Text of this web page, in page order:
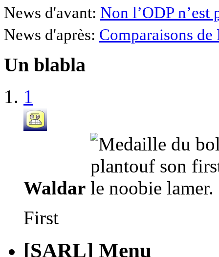
News d'avant: Non l’ODP n’est
News d'après: Comparaisons de
Un blabla
1
Waldar
First
[SARL] Menu